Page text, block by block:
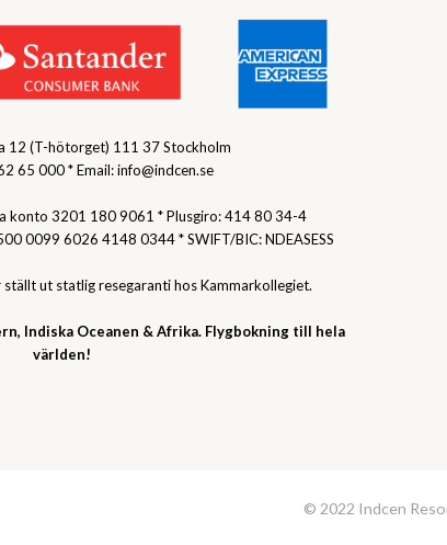
12 (T-hötorget) 111 37 Stockholm
65 000 * Email: info@indcen.se
konto 3201 180 9061 * Plusgiro: 414 80 34-4
0099 6026 4148 0344 * SWIFT/BIC: NDEASESS
ställt ut statlig resegaranti hos Kammarkollegiet.
Indiska Oceanen & Afrika. Flygbokning till hela
världen!
© 2022 Indcen